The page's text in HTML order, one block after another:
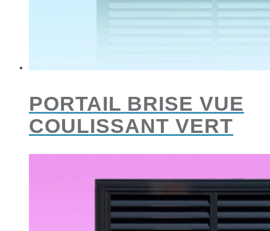
PORTAIL BRISE VUE
COULISSANT VERT